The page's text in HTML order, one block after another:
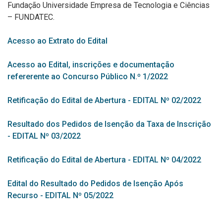
Fundação Universidade Empresa de Tecnologia e Ciências
– FUNDATEC.
Acesso ao Extrato do Edital
Acesso ao Edital, inscrições e documentação
refererente ao Concurso Público N.º 1/2022
Retificação do Edital de Abertura - EDITAL Nº 02/2022
Resultado dos Pedidos de Isenção da Taxa de Inscrição
- EDITAL Nº 03/2022
Retificação do Edital de Abertura - EDITAL Nº 04/2022
Edital do Resultado do Pedidos de Isenção Após
Recurso - EDITAL Nº 05/2022